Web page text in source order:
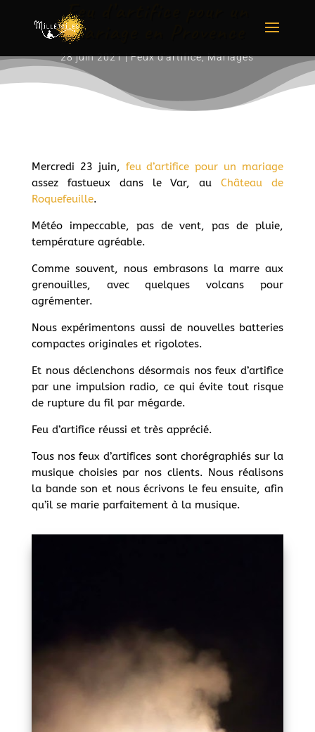
Feu d’artifice pour un
mariage en Provence
28 juin 2021|Feux d'artifice,Mariages
Mercredi 23 juin, feu d’artifice pour un mariage
assez fastueux dans le Var, auChâteau de
Roquefeuille.
Météo impeccable, pas de vent, pas de pluie,
température agréable.
Comme souvent, nous embrasons la marre aux
grenouilles, avec quelques volcans pour
agrémenter.
Nous expérimentons aussi de nouvelles batteries
compactes originales et rigolotes.
Et nous déclenchons désormais nos feux d’artifice
par une impulsion radio, ce qui évite tout risque
de rupture du fil par mégarde.
Feu d’artifice réussi et très apprécié.
Tous nos feux d’artifices sont chorégraphiés sur la
musique choisies par nos clients. Nous réalisons
la bande son et nous écrivons le feu ensuite, afin
qu’il se marie parfaitement à la musique.